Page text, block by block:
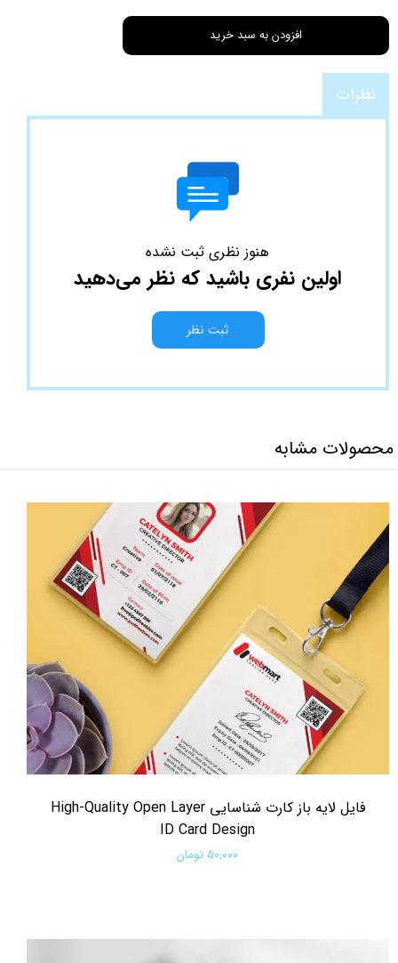
افزودن به سبد خرید
نظرات
هنوز نظری ثبت نشده
اولین نفری باشید که نظر می‌دهید
ثبت نظر
محصولات مشابه
فایل لایه باز کارت شناسایی High-Quality Open Layer
ID Card Design
۵۰,۰۰۰ تومان